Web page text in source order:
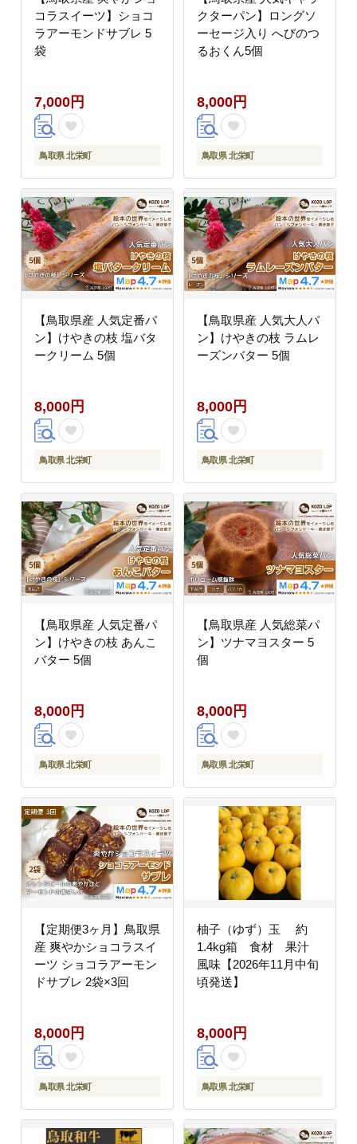
コラスイーツ】ショコ
ラアーモンドサブレ 5
袋
7,000円
鳥取県 北栄町
クターパン】ロングソ
ーセージ入り へびのつ
るおくん5個
8,000円
鳥取県 北栄町
【鳥取県産 人気定番パ
ン】けやきの枝 塩バタ
ークリーム 5個
8,000円
鳥取県 北栄町
【鳥取県産 人気大人パ
ン】けやきの枝 ラムレ
ーズンバター 5個
8,000円
鳥取県 北栄町
【鳥取県産 人気定番パ
ン】けやきの枝 あんこ
バター 5個
8,000円
鳥取県 北栄町
【鳥取県産 人気総菜パ
ン】ツナマヨスター 5
個
8,000円
鳥取県 北栄町
【定期便3ヶ月】鳥取県
産 爽やかショコラスイ
ーツ ショコラアーモン
ドサブレ 2袋×3回
8,000円
鳥取県 北栄町
柚子（ゆず）玉 約
1.4kg箱 食材 果汁
風味【2026年11月中旬
頃発送】
8,000円
鳥取県 北栄町